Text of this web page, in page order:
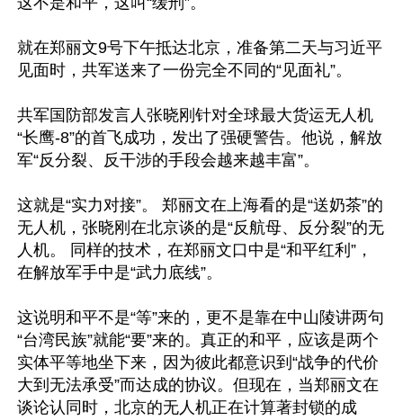
就在郑丽文9号下午抵达北京，准备第二天与习近平
见面时，共军送来了一份完全不同的“见面礼”。
共军国防部发言人张晓刚针对全球最大货运无人机
“长鹰-8”的首飞成功，发出了强硬警告。他说，解放
军“反分裂、反干涉的手段会越来越丰富”。
这就是“实力对接”。 郑丽文在上海看的是“送奶茶”的
无人机，张晓刚在北京谈的是“反航母、反分裂”的无
人机。 同样的技术，在郑丽文口中是“和平红利”，
在解放军手中是“武力底线”。
这说明和平不是“等”来的，更不是靠在中山陵讲两句
“台湾民族”就能“要”来的。真正的和平，应该是两个
实体平等地坐下来，因为彼此都意识到“战争的代价
大到无法承受”而达成的协议。但现在，当郑丽文在
谈论认同时，北京的无人机正在计算著封锁的成